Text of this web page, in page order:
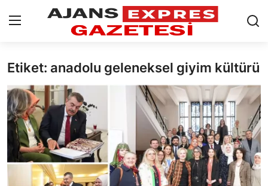
GİRİŞ YAP Kayıt olmak
AnaSayfa
Eskişehir Siyaset
Siyaset
Türkiye Gündemi
Etiket: anadolu geleneksel giyim kültürü